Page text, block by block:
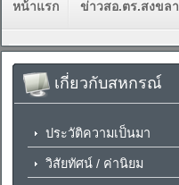
หน้าแรก ข่าวสอ.ตร.สงขลา
เกี่ยวกับสหกรณ์
ประวัติความเป็นมา
วิสัยทัศน์ / ค่านิยม